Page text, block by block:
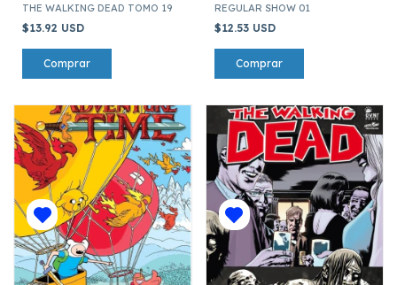
THE WALKING DEAD TOMO 19
$13.92 USD
REGULAR SHOW 01
$12.53 USD